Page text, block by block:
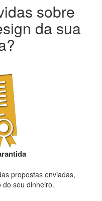
sobre
da sua
propostas enviadas,
seu dinheiro.